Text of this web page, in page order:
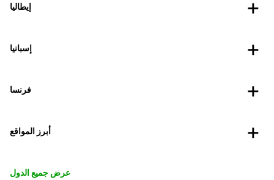
إيطاليا
إسبانيا
فرنسا
أبرز المواقع
عرض جميع الدول